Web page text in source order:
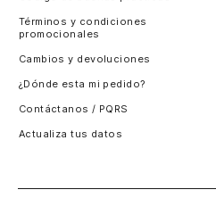
Términos y condiciones
promocionales
Cambios y devoluciones
¿Dónde esta mi pedido?
Contáctanos / PQRS
Actualiza tus datos